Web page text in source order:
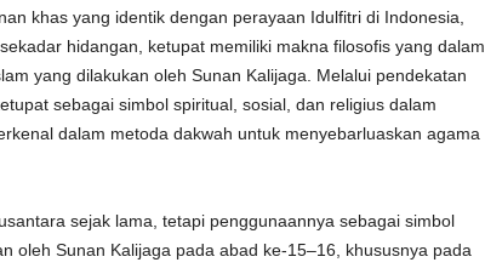
khas yang identik dengan perayaan Idulfitri di Indonesia,
hidangan, ketupat memiliki makna filosofis yang dalam
yang dilakukan oleh Sunan Kalijaga. Melalui pendekatan
sebagai simbol spiritual, sosial, dan religius dalam
dalam metoda dakwah untuk menyebarluaskan agama
sejak lama, tetapi penggunaannya sebagai simbol
oleh Sunan Kalijaga pada abad ke-15–16, khususnya pada